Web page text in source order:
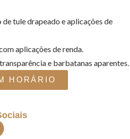
tule drapeado e aplicações de
aplicações de renda.
e barbatanas aparentes.
HORÁRIO